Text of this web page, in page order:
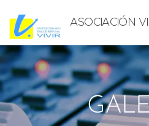
ASOCIACIÓN